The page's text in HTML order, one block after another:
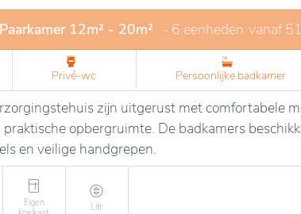
12m² - 20m² - 6 eenheden vanaf
Privé-wc Persoonlijke badkamer
zijn uitgerust met comfortabele
opbergruimte. De badkamers
en veilige handgrepen.
Eigen
Lift